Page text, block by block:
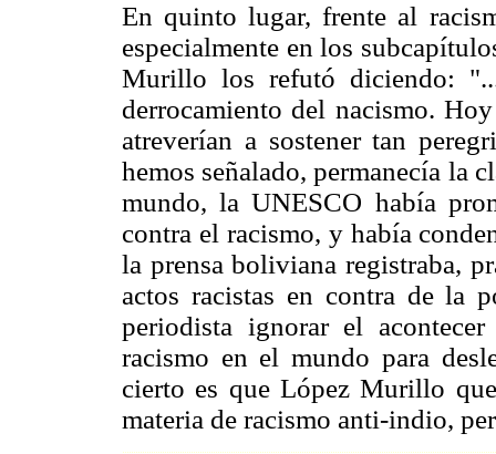
En quinto lugar, frente al
especialmente en los
Murillo los refutó diciendo:
derrocamiento del nacismo.
atreverían a sostener tan
hemos señalado, permanecía la
mundo, la UNESCO había
contra el racismo, y había
la prensa boliviana registraba,
actos racistas en contra de la
periodista ignorar el
racismo en el mundo para
cierto es que López Murillo
materia de racismo anti-indio,